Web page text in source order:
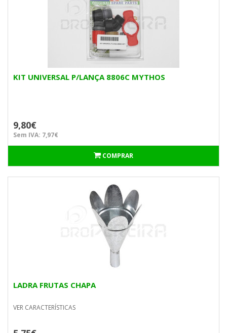
KIT UNIVERSAL P/LANÇA 8806C MYTHOS
9,80€
Sem IVA: 7,97€
COMPRAR
LADRA FRUTAS CHAPA
VER CARACTERÍSTICAS